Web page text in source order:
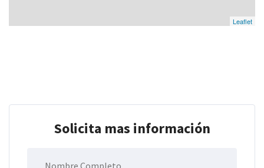
Leaflet
Solicita mas información